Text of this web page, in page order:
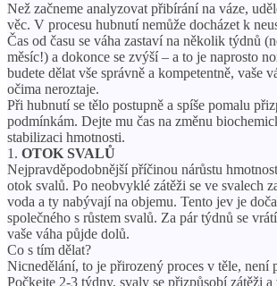
Než začneme analyzovat přibírání na váze,
věc. V procesu hubnutí nemůže docházet k
Čas od času se váha zastaví na několik týdnů
měsíc!) a dokonce se zvýší – a to je naprosto
budete dělat vše správně a kompetentně, vaše
očima neroztaje.
Při hubnutí se tělo postupně a spíše pomalu
podmínkám. Dejte mu čas na změnu
stabilizaci hmotnosti.
1. OTOK SVALŮ
Nejpravděpodobnější příčinou nárůstu
otok svalů. Po neobvyklé zátěži se ve svalech
voda a ty nabývají na objemu. Tento jev je
společného s růstem svalů. Za pár týdnů se
vaše váha půjde dolů.
Co s tím dělat?
Nicnedělání, to je přirozený proces v těle, není
Počkejte 2-3 týdny, svaly se přizpůsobí zátěži